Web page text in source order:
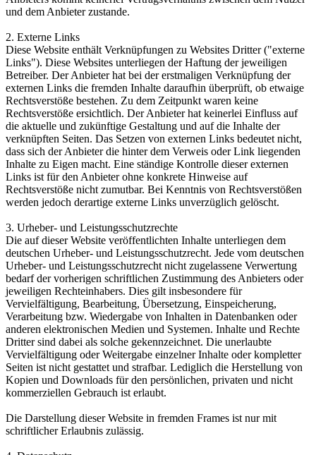
und dem Anbieter zustande.
2. Externe Links
Diese Website enthält Verknüpfungen zu Websites Dritter ("externe
Links"). Diese Websites unterliegen der Haftung der jeweiligen
Betreiber. Der Anbieter hat bei der erstmaligen Verknüpfung der
externen Links die fremden Inhalte daraufhin überprüft, ob etwaige
Rechtsverstöße bestehen. Zu dem Zeitpunkt waren keine
Rechtsverstöße ersichtlich. Der Anbieter hat keinerlei Einfluss auf
die aktuelle und zukünftige Gestaltung und auf die Inhalte der
verknüpften Seiten. Das Setzen von externen Links bedeutet nicht,
dass sich der Anbieter die hinter dem Verweis oder Link liegenden
Inhalte zu Eigen macht. Eine ständige Kontrolle dieser externen
Links ist für den Anbieter ohne konkrete Hinweise auf
Rechtsverstöße nicht zumutbar. Bei Kenntnis von Rechtsverstößen
werden jedoch derartige externe Links unverzüglich gelöscht.
3. Urheber- und Leistungsschutzrechte
Die auf dieser Website veröffentlichten Inhalte unterliegen dem
deutschen Urheber- und Leistungsschutzrecht. Jede vom deutschen
Urheber- und Leistungsschutzrecht nicht zugelassene Verwertung
bedarf der vorherigen schriftlichen Zustimmung des Anbieters oder
jeweiligen Rechteinhabers. Dies gilt insbesondere für
Vervielfältigung, Bearbeitung, Übersetzung, Einspeicherung,
Verarbeitung bzw. Wiedergabe von Inhalten in Datenbanken oder
anderen elektronischen Medien und Systemen. Inhalte und Rechte
Dritter sind dabei als solche gekennzeichnet. Die unerlaubte
Vervielfältigung oder Weitergabe einzelner Inhalte oder kompletter
Seiten ist nicht gestattet und strafbar. Lediglich die Herstellung von
Kopien und Downloads für den persönlichen, privaten und nicht
kommerziellen Gebrauch ist erlaubt.
Die Darstellung dieser Website in fremden Frames ist nur mit
schriftlicher Erlaubnis zulässig.